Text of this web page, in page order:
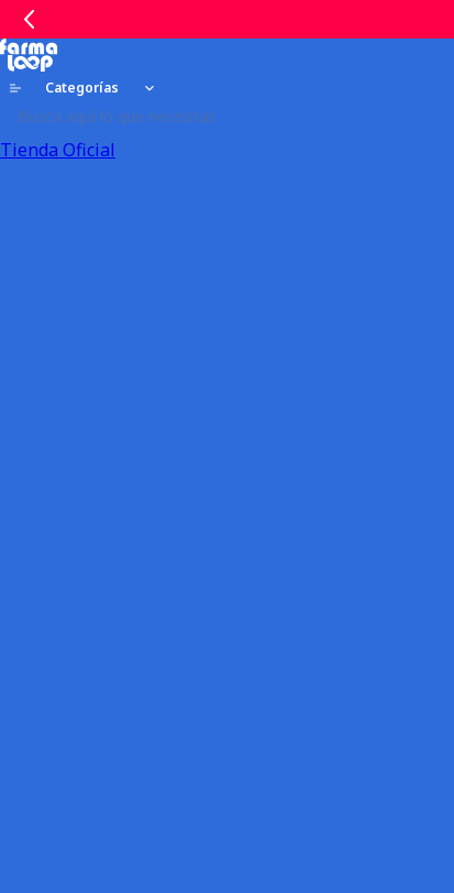
Categorías
Tienda Oficial